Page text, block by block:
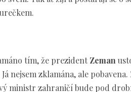
tím, že prezident Zeman
nejsem zklamána, ale
ministr zahraničí bude pod